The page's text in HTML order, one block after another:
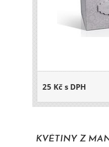
25 Kč s DPH
KVĚTINY Z